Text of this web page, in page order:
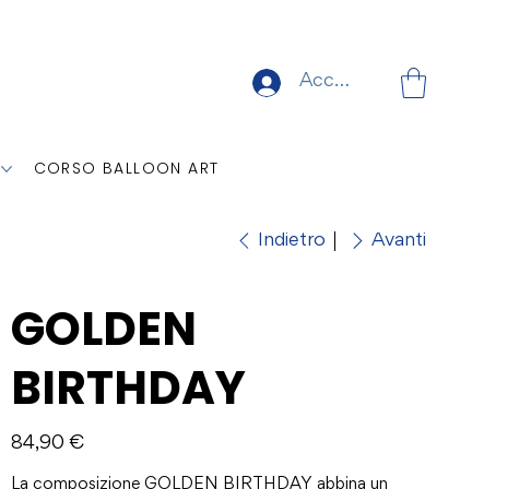
Accedi
CORSO BALLOON ART
Indietro Avanti
GOLDEN
BIRTHDAY
Prezzo
84,90 €
La composizione GOLDEN BIRTHDAY abbina un